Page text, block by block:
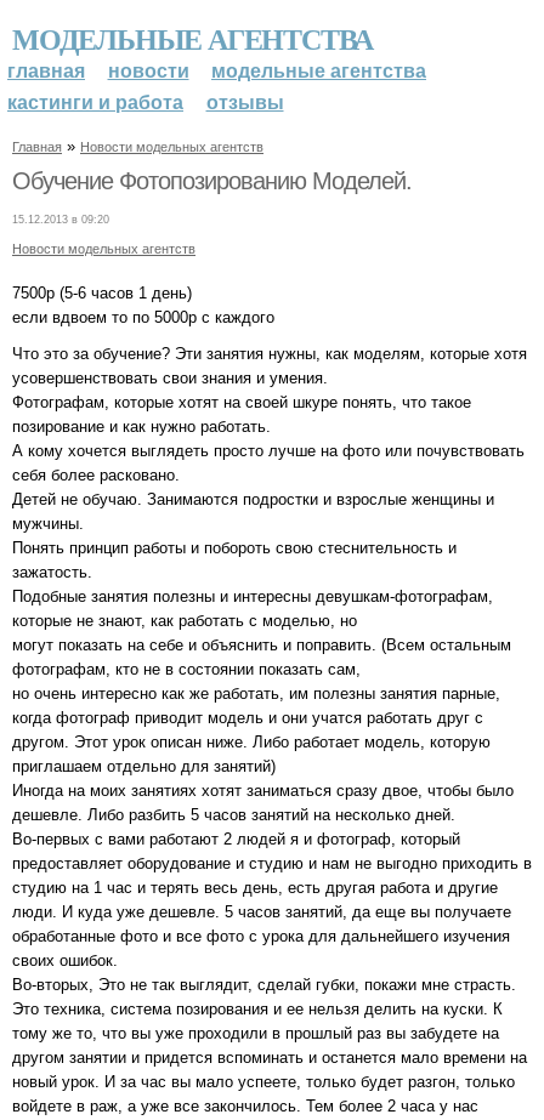
МОДЕЛЬНЫЕ АГЕНТСТВА
главная новости
модельные агентства
кастинги и работа
отзывы
Главная » Новости модельных агентств
Обучение Фотопозированию Моделей.
15.12.2013 в 09:20
Новости модельных агентств
7500р (5-6 часов 1 день)
если вдвоем то по 5000р с каждого
Что это за обучение? Эти занятия нужны, как моделям, которые хотя
усовершенствовать свои знания и умения.
Фотографам, которые хотят на своей шкуре понять, что такое
позирование и как нужно работать.
А кому хочется выглядеть просто лучше на фото или почувствовать
себя более расковано.
Детей не обучаю. Занимаются подростки и взрослые женщины и
мужчины.
Понять принцип работы и побороть свою стеснительность и
зажатость.
Подобные занятия полезны и интересны девушкам-фотографам,
которые не знают, как работать с моделью, но
могут показать на себе и объяснить и поправить. (Всем остальным
фотографам, кто не в состоянии показать сам,
но очень интересно как же работать, им полезны занятия парные,
когда фотограф приводит модель и они учатся работать друг с
другом. Этот урок описан ниже. Либо работает модель, которую
приглашаем отдельно для занятий)
Иногда на моих занятиях хотят заниматься сразу двое, чтобы было
дешевле. Либо разбить 5 часов занятий на несколько дней.
Во-первых с вами работают 2 людей я и фотограф, который
предоставляет оборудование и студию и нам не выгодно приходить в
студию на 1 час и терять весь день, есть другая работа и другие
люди. И куда уже дешевле. 5 часов занятий, да еще вы получаете
обработанные фото и все фото с урока для дальнейшего изучения
своих ошибок.
Во-вторых, Это не так выглядит, сделай губки, покажи мне страсть.
Это техника, система позирования и ее нельзя делить на куски. К
тому же то, что вы уже проходили в прошлый раз вы забудете на
другом занятии и придется вспоминать и останется мало времени на
новый урок. И за час вы мало успеете, только будет разгон, только
войдете в раж, а уже все закончилось. Тем более 2 часа у нас